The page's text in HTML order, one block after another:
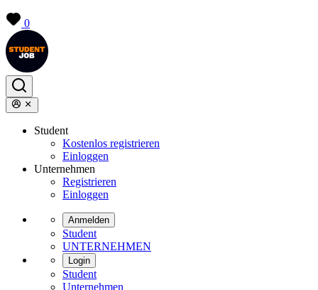
0
Student
Kostenlos registrieren
Einloggen
Unternehmen
Registrieren
Einloggen
Anmelden
Student
UNTERNEHMEN
Login
Student
Unternehmen